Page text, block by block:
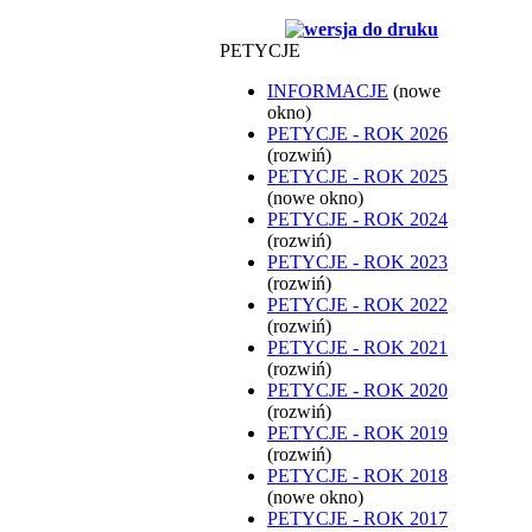
PETYCJE
INFORMACJE (nowe
okno)
PETYCJE - ROK 2026
(rozwiń)
PETYCJE - ROK 2025
(nowe okno)
PETYCJE - ROK 2024
(rozwiń)
PETYCJE - ROK 2023
(rozwiń)
PETYCJE - ROK 2022
(rozwiń)
PETYCJE - ROK 2021
(rozwiń)
PETYCJE - ROK 2020
(rozwiń)
PETYCJE - ROK 2019
(rozwiń)
PETYCJE - ROK 2018
(nowe okno)
PETYCJE - ROK 2017